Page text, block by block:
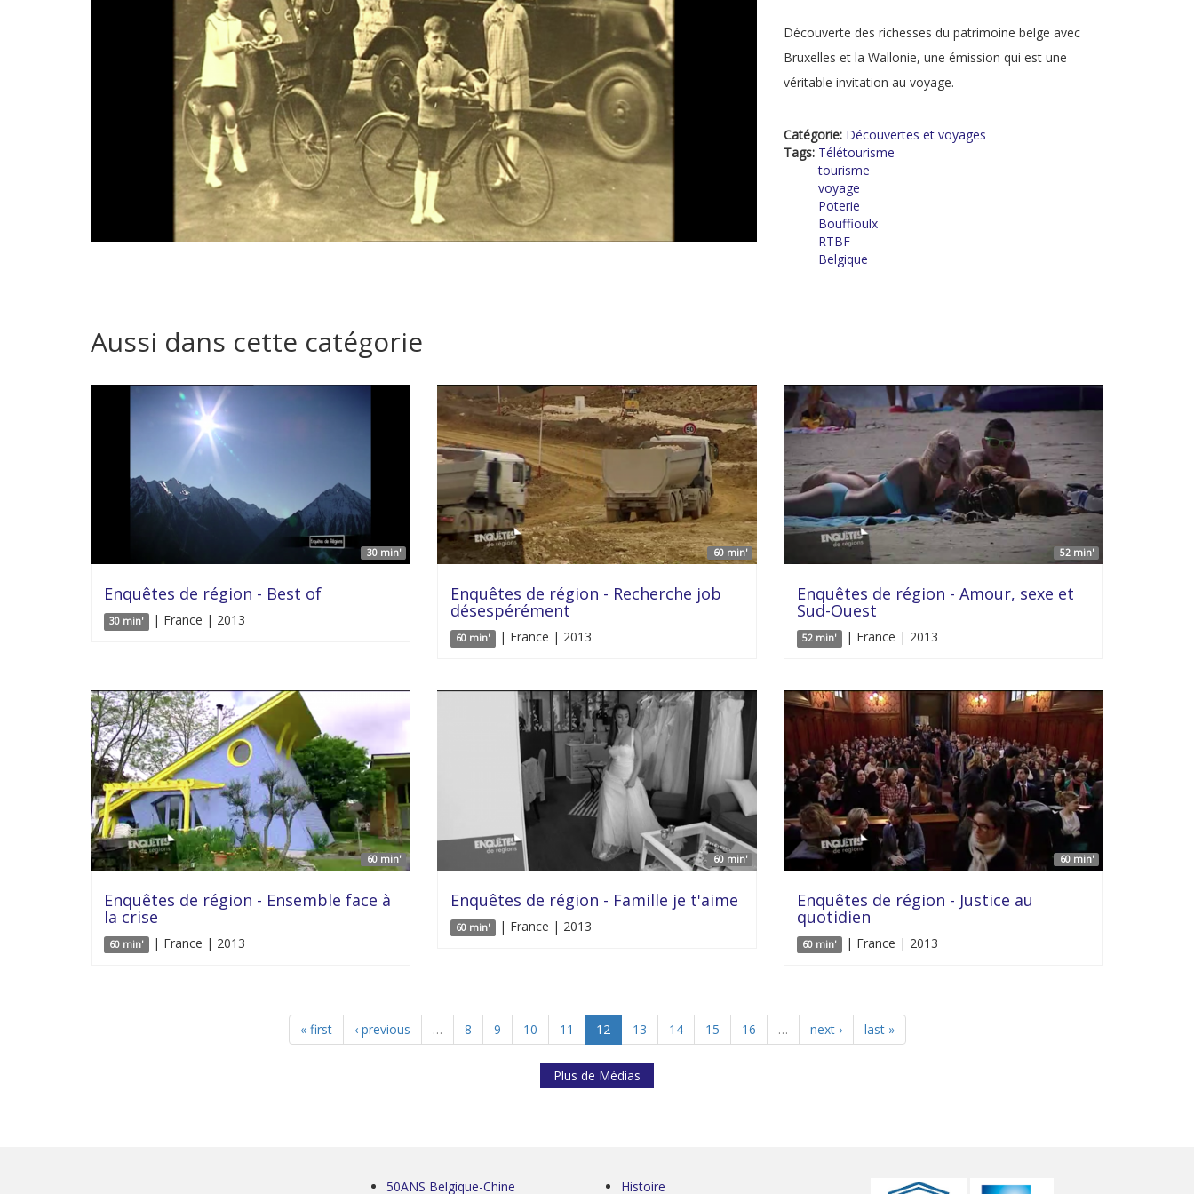
Découverte des richesses du patrimoine belge avec
Bruxelles et la Wallonie, une émission qui est une
véritable invitation au voyage.
Catégorie: Découvertes et voyages
Tags: Télétourisme
tourisme
voyage
Poterie
Bouffioulx
RTBF
Belgique
Aussi dans cette catégorie
30 min'
Enquêtes de région - Best of
30 min' | France | 2013
60 min'
Enquêtes de région - Recherche job
désespérément
60 min' | France | 2013
52 min'
Enquêtes de région - Amour, sexe et
Sud-Ouest
52 min' | France | 2013
60 min'
Enquêtes de région - Ensemble face à
la crise
60 min' | France | 2013
60 min'
Enquêtes de région - Famille je t'aime
60 min' | France | 2013
60 min'
Enquêtes de région - Justice au
quotidien
60 min' | France | 2013
« first ‹ previous … 8 9 10 11 12 13 14 15 16 … next › last »
Plus de Médias
50ANS Belgique-Chine Histoire